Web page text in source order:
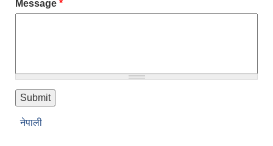
Message *
नेपाली